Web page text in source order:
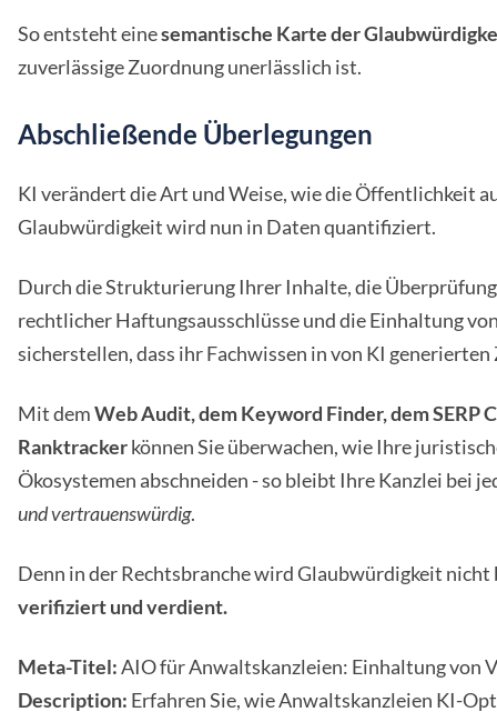
So entsteht einesemantische Karte der
zuverlässige Zuordnung unerlässlich ist.
Abschließende Überlegungen
KI verändert die Art und Weise, wie die Öffentlichkeit
Glaubwürdigkeit wird nun in Daten quantifiziert.
Durch die Strukturierung Ihrer Inhalte, die
rechtlicher Haftungsausschlüsse und die Einhaltung
sicherstellen, dass ihr Fachwissen in von KI
Mit demWeb Audit, dem Keyword Finder, dem SERP
Ranktrackerkönnen Sie überwachen, wie Ihre
Ökosystemen abschneiden - so bleibt Ihre Kanzlei bei
und vertrauenswürdig.
Denn in der Rechtsbranche wird Glaubwürdigkeit
verifiziert und verdient.
Meta-Titel:AIO für Anwaltskanzleien: Einhaltung von
Description: Erfahren Sie, wie Anwaltskanzleien KI-